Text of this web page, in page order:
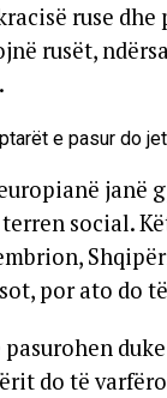
ruse
rusët,
janë
terren social.
por ato do
do të